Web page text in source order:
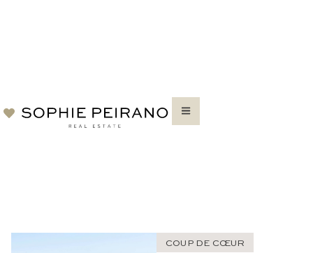
COUP DE CŒUR